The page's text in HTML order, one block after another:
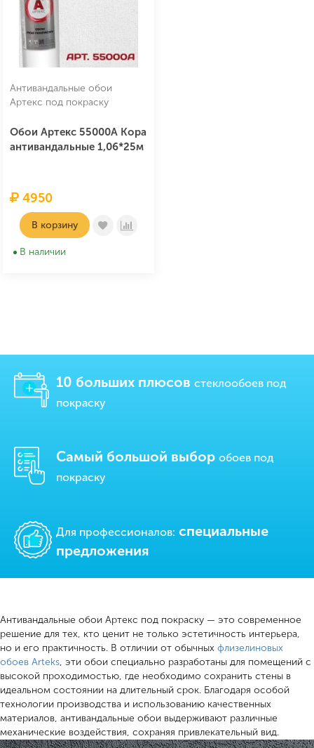
Антивандальные обои
Артекс под покраску
Обои Артекс 55000A Кора
антивандальные 1,06*25м
4950
В корзину
В наличии
10 больших плюсов стеклообоев под
покраску
Самый большой выбор обоев под
покраску
Для профессионалов: cпециальные
предложения
Антивандальные обои Артекс под покраску — это современное
решение для тех, кто ценит не только эстетичность интерьера,
но и его практичность. В отличии от обычных флизелиновых
обоев Arteks, эти обои специально разработаны для помещений с
высокой проходимостью, где необходимо сохранить стены в
идеальном состоянии на длительный срок. Благодаря особой
технологии производства и использованию качественных
материалов, антивандальные обои выдерживают различные
механические воздействия, сохраняя привлекательный вид.